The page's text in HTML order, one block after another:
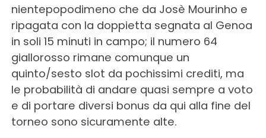
nientepopodimeno che da Josè Mourinho e
ripagata con la doppietta segnata al Genoa
in soli 15 minuti in campo; il numero 64
giallorosso rimane comunque un
quinto/sesto slot da pochissimi crediti, ma
le probabilità di andare quasi sempre a voto
e di portare diversi bonus da qui alla fine del
torneo sono sicuramente alte.